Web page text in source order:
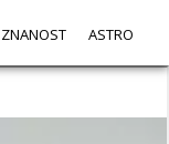
ZNANOST ASTRO